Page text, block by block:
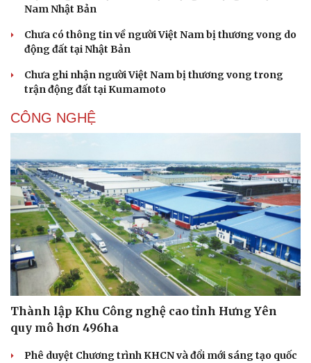
Nam Nhật Bản
Chưa có thông tin về người Việt Nam bị thương vong do
động đất tại Nhật Bản
Chưa ghi nhận người Việt Nam bị thương vong trong
trận động đất tại Kumamoto
CÔNG NGHỆ
Thành lập Khu Công nghệ cao tỉnh Hưng Yên
quy mô hơn 496ha
Phê duyệt Chương trình KHCN và đổi mới sáng tạo quốc